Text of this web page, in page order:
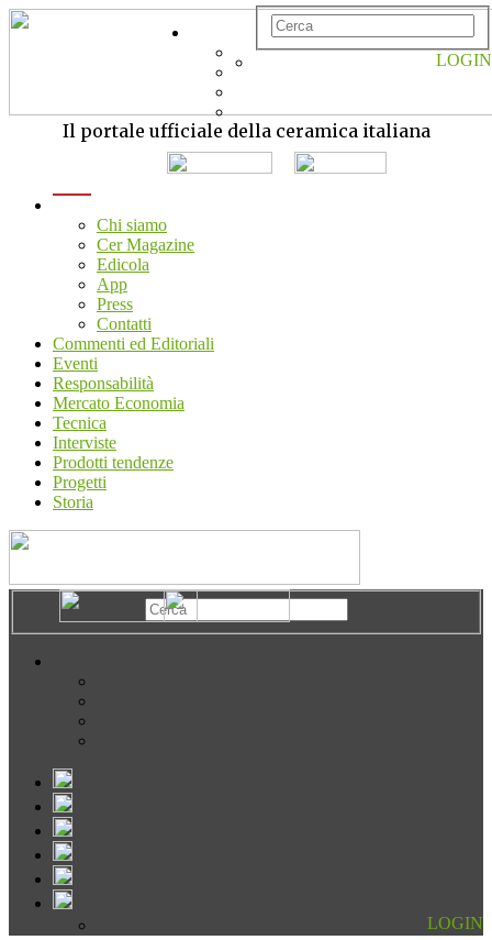
Il portale ufficiale della ceramica italiana
Chi siamo
Cer Magazine
Edicola
App
Press
Contatti
Commenti ed Editoriali
Eventi
Responsabilità
Mercato Economia
Tecnica
Interviste
Prodotti tendenze
Progetti
Storia
LOGIN
LOGIN